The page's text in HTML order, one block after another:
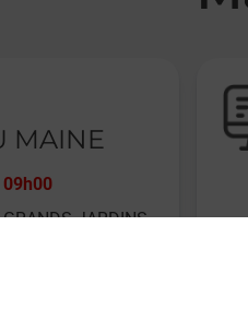
MAINE
09h00
JARDINS